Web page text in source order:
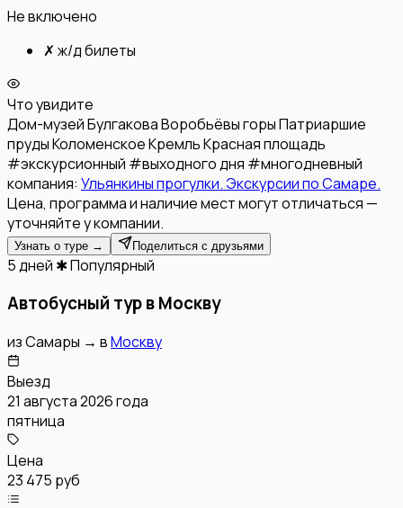
Не включено
✗ ж/д билеты
Что увидите
Дом-музей БулгаковаВоробьёвы горыПатриаршие
прудыКоломенскоеКремльКрасная площадь
#экскурсионный #выходного дня #многодневный
компания: Ульянкины прогулки. Экскурсии по Самаре.
Цена, программа и наличие мест могут отличаться —
уточняйте у компании.
Узнать о туре → Поделиться с друзьями
5 дней ✱ Популярный
Автобусный тур в Москву
изСамары → вМоскву
Выезд
21 августа 2026 года
пятница
Цена
23 475 руб